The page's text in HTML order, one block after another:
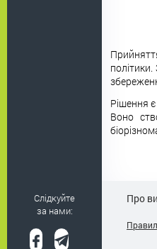
Рішення
Воно
Слідкуйте
за нами:
Про